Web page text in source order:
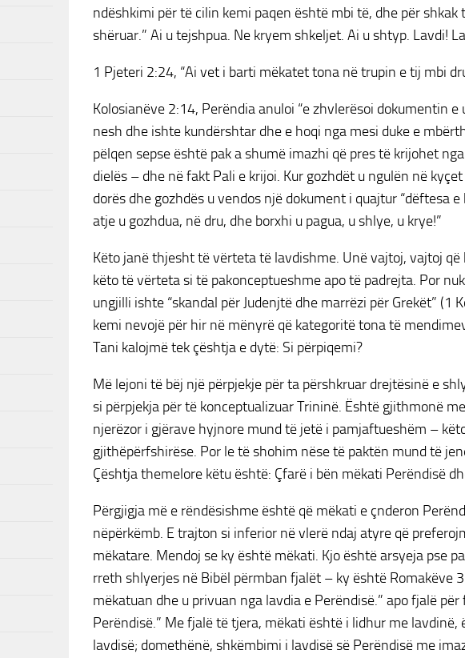
ndëshkimi për të cilin kemi paqen është mbi të, dhe për
shëruar.” Ai u tejshpua. Ne kryem shkeljet. Ai u shtyp. Lavdi!
1 Pjeteri 2:24, “Ai vet i barti mëkatet tona në trupin e tij mbi
Kolosianëve 2:14, Perëndia anuloi “e zhvlerësoi dokumentin
nesh dhe ishte kundërshtar dhe e hoqi nga mesi duke e
pëlqen sepse është pak a shumë imazhi që pres të krijohet
dielës – dhe në fakt Pali e krijoi. Kur gozhdët u ngulën në
dorës dhe gozhdës u vendos një dokument i quajtur “dëftesa
atje u gozhdua, në dru, dhe borxhi u pagua, u shlye, u krye!”
Këto janë thjesht të vërteta të lavdishme. Unë vajtoj, vajtoj që
këto të vërteta si të pakonceptueshme apo të padrejta. Por
ungjilli ishte “skandal për Judenjtë dhe marrëzi për Grekët” (1
kemi nevojë për hir në mënyrë që kategoritë tona të
Tani kalojmë tek çështja e dytë: Si përpiqemi?
Më lejoni të bëj një përpjekje për ta përshkruar drejtësinë e
si përpjekja për të konceptualizuar Trininë. Është gjithmonë
njerëzor i gjërave hyjnore mund të jetë i pamjaftueshëm –
gjithëpërfshirëse. Por le të shohim nëse të paktën mund të
Çështja themelore këtu është: Çfarë i bën mëkati Perëndisë
Përgjigja më e rëndësishme është që mëkati e çnderon
nëpërkëmb. E trajton si inferior në vlerë ndaj atyre që
mëkatare. Mendoj se ky është mëkati. Kjo është arsyeja pse
rreth shlyerjes në Bibël përmban fjalët – ky është Romakëve
mëkatuan dhe u privuan nga lavdia e Perëndisë.” apo fjalë
Perëndisë.” Me fjalë të tjera, mëkati është i lidhur me
lavdisë; domethënë, shkëmbimi i lavdisë së Perëndisë me